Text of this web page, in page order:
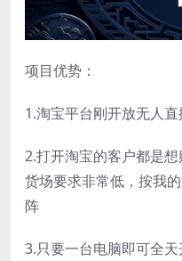
项目优势：
1.淘宝平台刚开放无人
2.打开淘宝的客户都是
货场要求非常低，按我
阵
3.只要一台电脑即可全